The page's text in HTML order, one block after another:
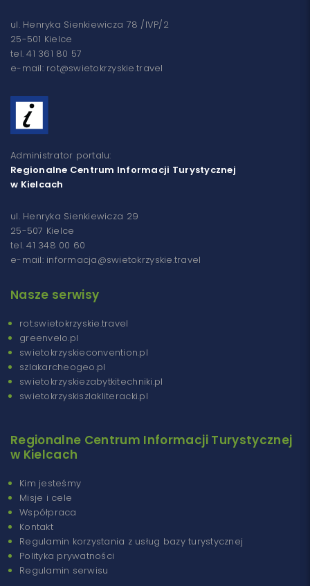
ul. Henryka Sienkiewicza 78 /IVP/2
25-501 Kielce
tel. 41 361 80 57
e-mail: rot@swietokrzyskie.travel
Administrator portalu:
Regionalne Centrum Informacji Turystycznej
w Kielcach
ul. Henryka Sienkiewicza 29
25-507 Kielce
tel. 41 348 00 60
e-mail: informacja@swietokrzyskie.travel
Nasze serwisy
rot.swietokrzyskie.travel
greenvelo.pl
swietokrzyskieconvention.pl
szlakarcheogeo.pl
swietokrzyskiezabytkitechniki.pl
swietokrzyskiszlakliteracki.pl
Regionalne Centrum Informacji Turystycznej
w Kielcach
Kim jesteśmy
Misje i cele
Współpraca
Kontakt
Regulamin korzystania z usług bazy turystycznej
Polityka prywatności
Regulamin serwisu